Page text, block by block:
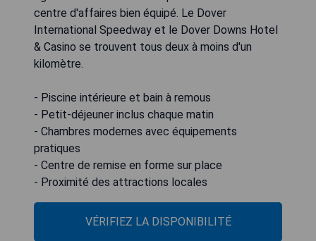
centre d'affaires bien équipé. Le Dover
International Speedway et le Dover Downs Hotel
& Casino se trouvent tous deux à moins d'un
kilomètre.
- Piscine intérieure et bain à remous
- Petit-déjeuner inclus chaque matin
- Chambres modernes avec équipements
pratiques
- Centre de remise en forme sur place
- Proximité des attractions locales
VÉRIFIEZ LA DISPONIBILITÉ